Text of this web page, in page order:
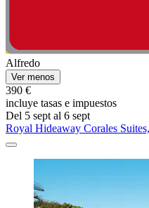
Alfredo
Ver menos
390 €
incluye tasas e impuestos
Del 5 sept al 6 sept
Royal Hideaway Corales